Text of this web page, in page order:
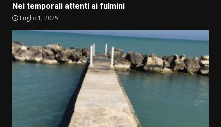
Nei temporali attenti ai fulmini
Luglio 1, 2025